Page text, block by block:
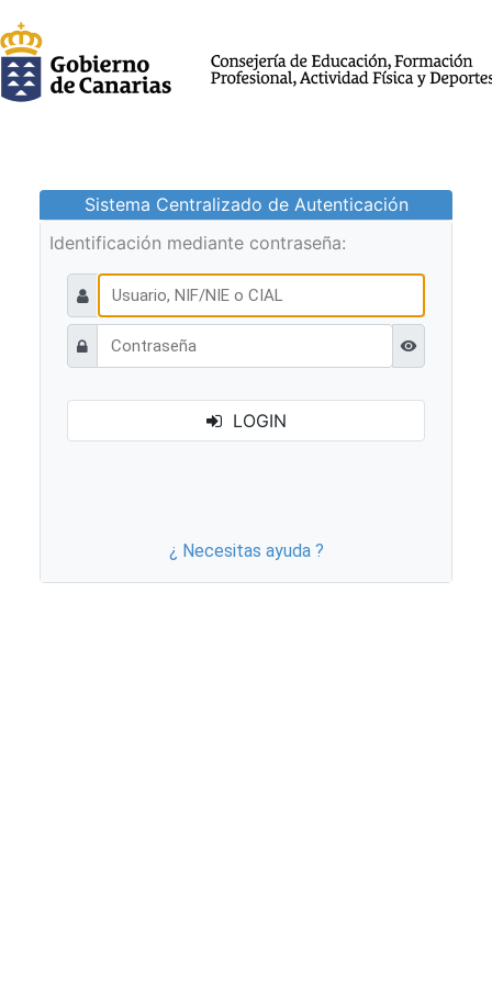
Sistema Centralizado de Autenticación
Identificación mediante contraseña:
Ver
LOGIN
¿ Necesitas ayuda ?